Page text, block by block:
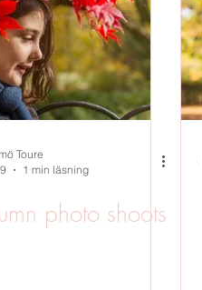
Toure
1 min läsning
photo shoots